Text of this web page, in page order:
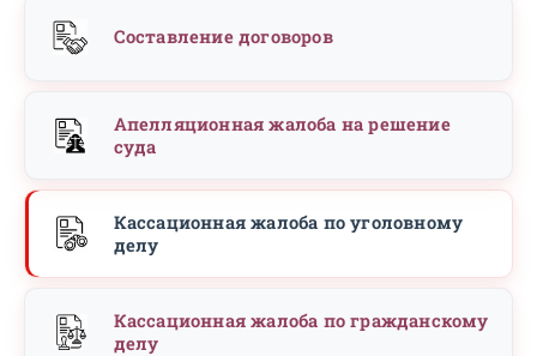
Составление договоров
Апелляционная жалоба на решение
суда
Кассационная жалоба по уголовному
делу
Кассационная жалоба по гражданскому
делу